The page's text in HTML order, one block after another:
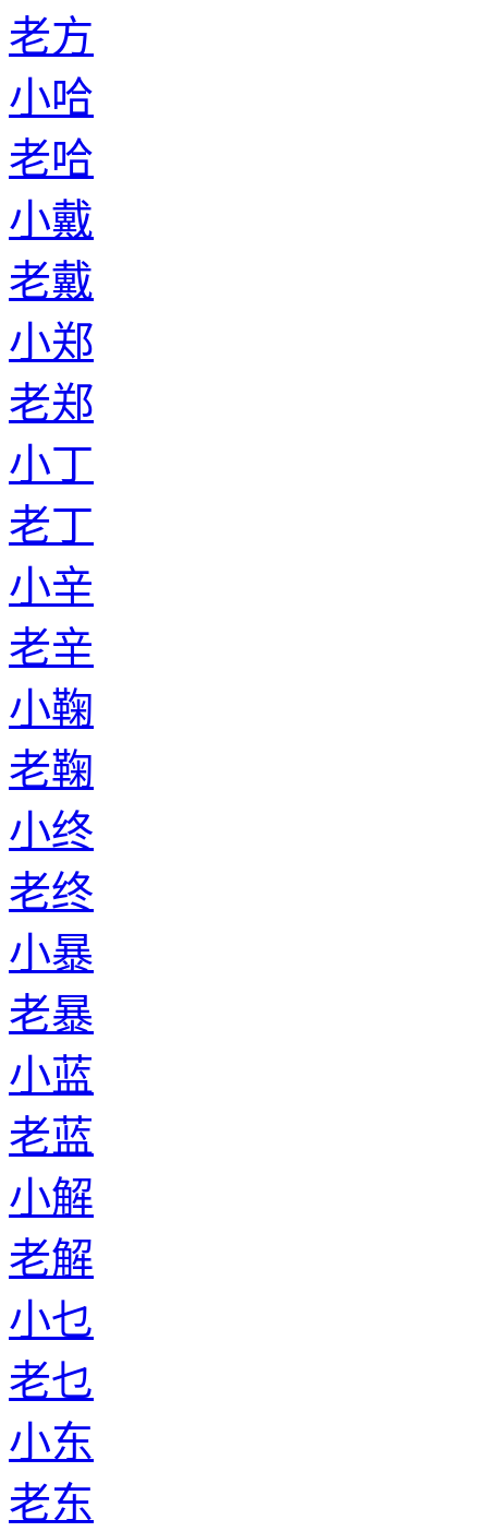
老方
小哈
老哈
小戴
老戴
小郑
老郑
小丁
老丁
小辛
老辛
小鞠
老鞠
小终
老终
小暴
老暴
小蓝
老蓝
小解
老解
小乜
老乜
小东
老东